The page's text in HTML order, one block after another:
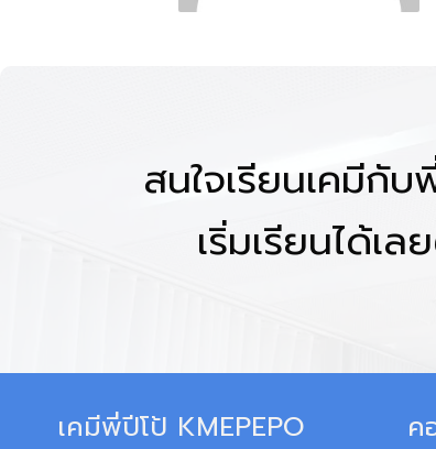
สนใจเรียนเคมีกั
เริ่มเรียนได้เ
เคมีพี่ปีโป้ KMEPEPO ค